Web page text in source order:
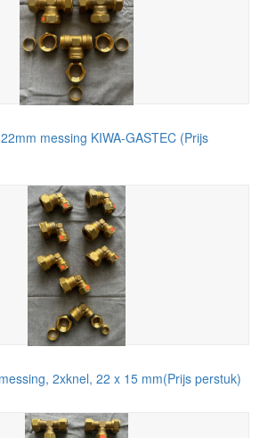
messing KIWA-GASTEC (Prijs
2xknel, 22 x 15 mm(Prijs perstuk)